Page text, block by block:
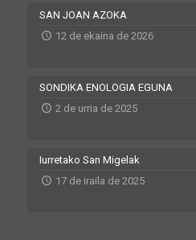
SAN JOAN AZOKA
12 de ekaina de 2026
SONDIKA ENOLOGIA EGUNA
2 de urria de 2025
Iurretako San Migelak
17 de iraila de 2025